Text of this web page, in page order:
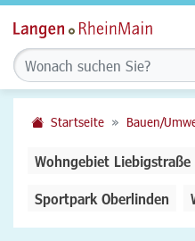
Startseite Bauen/
Wohngebiet Liebigstraße
Sportpark Oberlinden